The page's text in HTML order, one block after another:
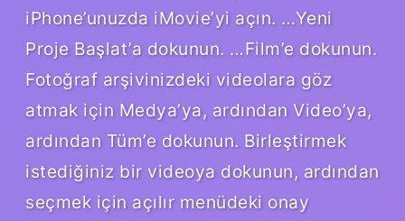
iPhone’unuzda iMovie’yi açın. …Yeni
Proje Başlat’a dokunun. …Film’e dokunun.
Fotoğraf arşivinizdeki videolara göz
atmak için Medya’ya, ardından Video’ya,
ardından Tüm’e dokunun. Birleştirmek
istediğiniz bir videoya dokunun, ardından
seçmek için açılır menüdeki onay